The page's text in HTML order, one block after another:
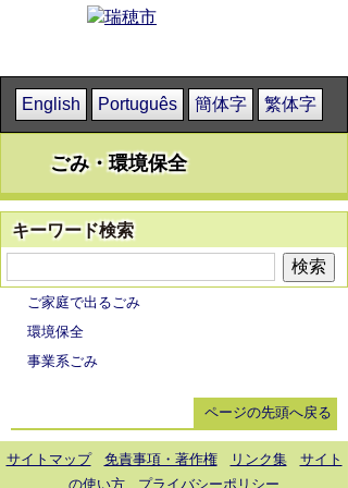
English Português 簡体字 繁体字
ごみ・環境保全
キーワード検索
ご家庭で出るごみ
環境保全
事業系ごみ
ページの先頭へ戻る
サイトマップ 免責事項・著作権 リンク集
サイト
の使い方
プライバシーポリシー